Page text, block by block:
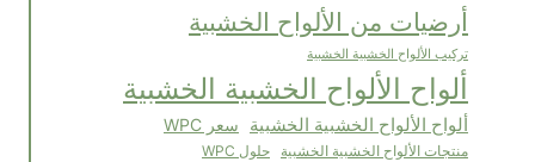
أرضيات من الألواح الخشبية
تركيب الألواح الخشبية الخشبية
ألواح الألواح الخشبية الخشبية
ألواح الألواح الخشبية الخشبية سعر WPC
منتجات الألواح الخشبية الخشبية حلول WPC